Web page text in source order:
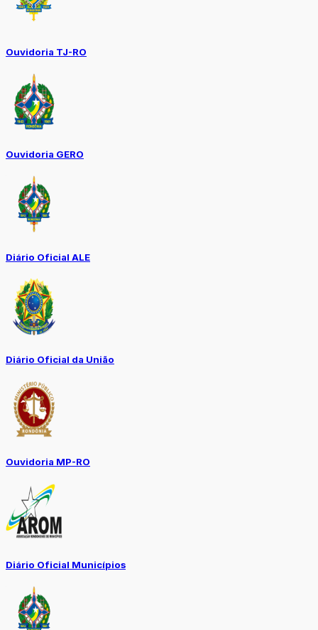
Ouvidoria TJ-RO
Ouvidoria GERO
Diário Oficial ALE
Diário Oficial da União
Ouvidoria MP-RO
Diário Oficial Municípios